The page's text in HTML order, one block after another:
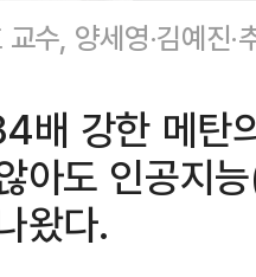
수, 양세영·김예진
배 강한 메탄
아도 인공지
왔다.